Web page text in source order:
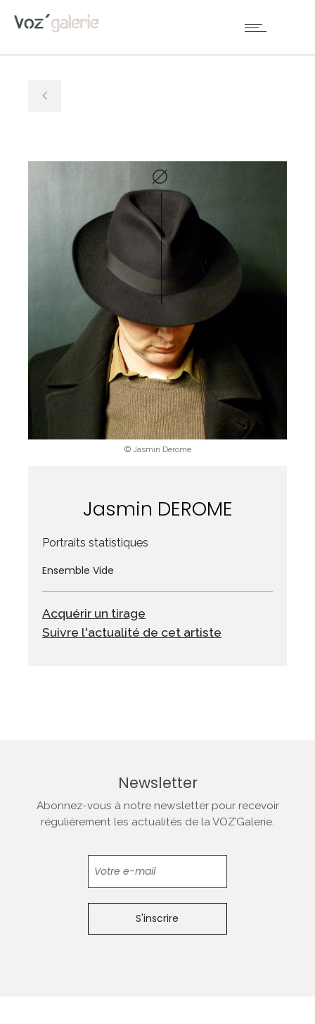
© Jasmin Derome
Jasmin DEROME
Portraits statistiques
Ensemble Vide
Acquérir un tirage
Suivre l'actualité de cet artiste
Newsletter
Abonnez-vous à notre newsletter pour recevoir
régulièrement les actualités de la VOZ’Galerie.